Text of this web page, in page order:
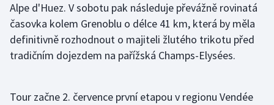
Plavání
Plážový volejbal
Rychlobruslení
Alpe d'Huez. V sobotu pak následuje převážně rovinatá
časovka kolem Grenoblu o délce 41 km, která by měla
definitivně rozhodnout o majiteli žlutého trikotu před
tradičním dojezdem na pařížská Champs-Elysées.
Tour začne 2. července první etapou v regionu Vendée